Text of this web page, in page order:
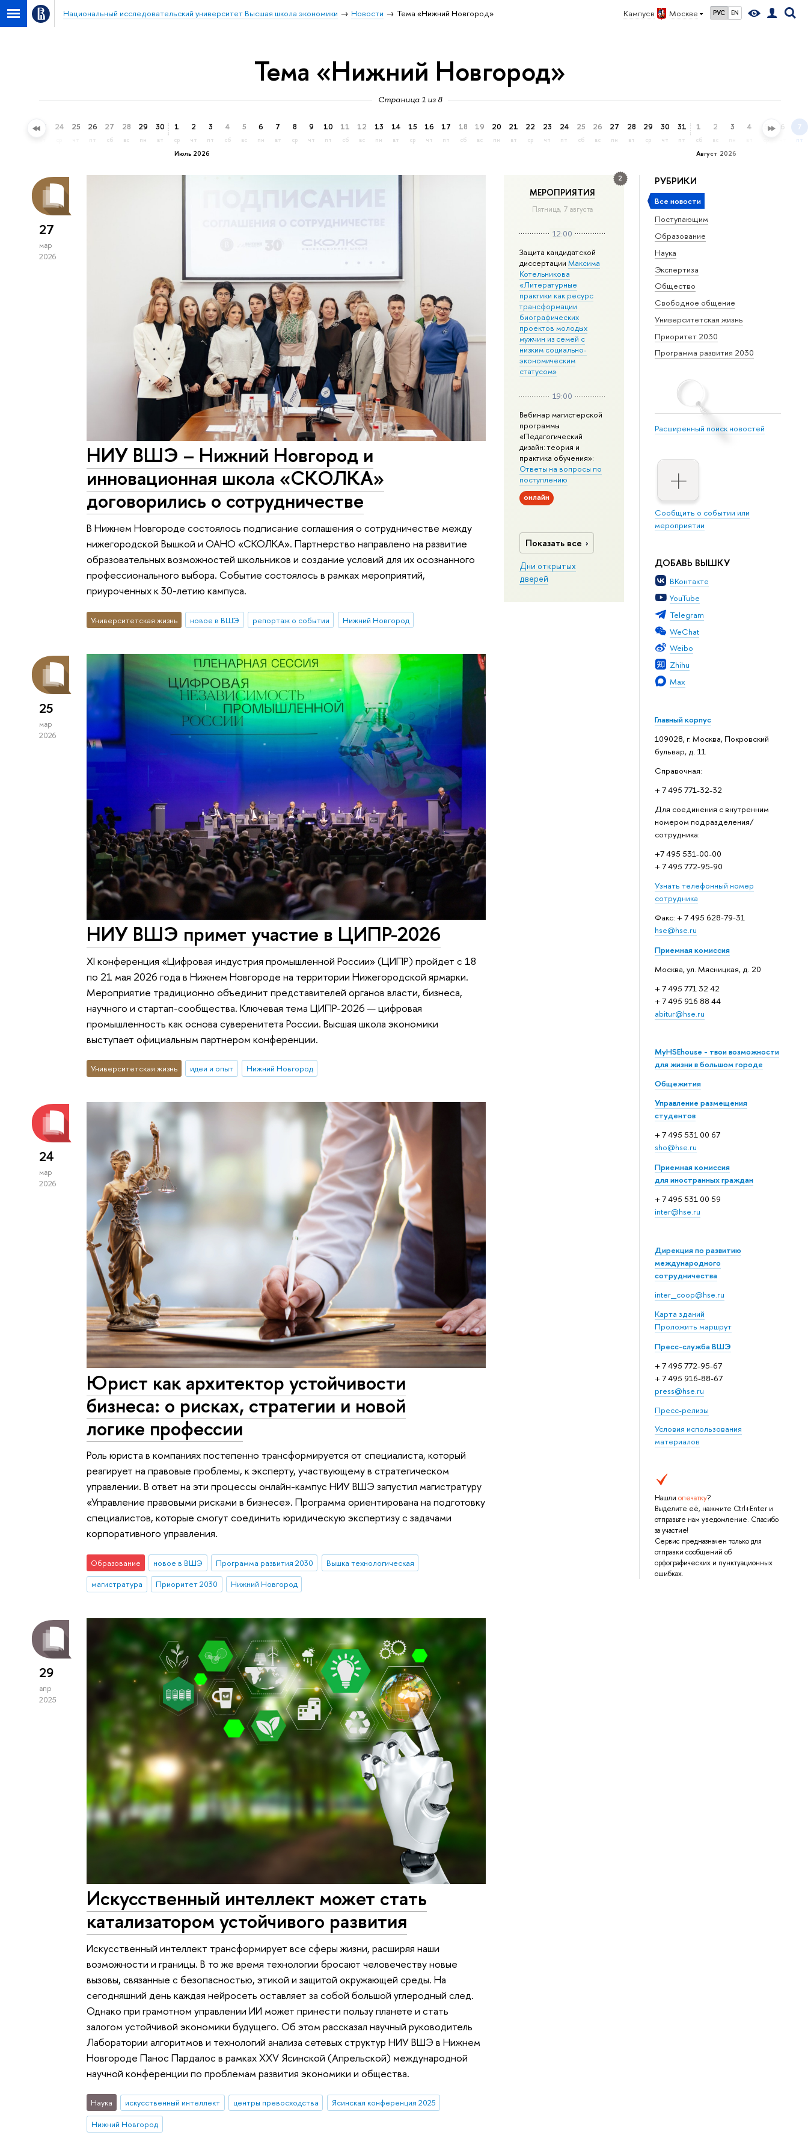
Кампус в Москве РУС EN
Национальный исследовательский университет Высшая школа экономики Новости Тема «Нижний Новгород»
Тема «Нижний Новгород»
Страница 1 из 8
23 24 25 26
пт
27
сб
28
вс
29
пн
30
вт
Июль 2026
1
ср
2
чт
3
пт
4
сб
5
вс
6
пн
7
вт
8
ср
9
чт
10
пт
11
сб
12
вс
13
пн
14
вт
15
ср
16
чт
17
пт
18
сб
19
вс
20
пн
21
вт
22
ср
23
чт
24
пт
25
сб
26
вс
27
пн
28
вт
29
ср
30
чт
31
пт
Август 2026
1
сб
2
вс
3 4 5 6 7
пт
РУБРИКИ
Все новости
Поступающим
Образование
Наука
Экспертиза
Общество
Свободное общение
Университетская жизнь
Приоритет 2030
Программа развития 2030
Расширенный поиск новостей
Сообщить о событии или
мероприятии
ДОБАВЬ ВЫШКУ
ВКонтакте
YouTube
Telegram
WeChat
Weibo
Zhihu
Max
Главный корпус
109028, г. Москва, Покровский
бульвар, д. 11
Справочная:
+ 7 495 771-32-32
Для соединения с внутренним
номером подразделения/
сотрудника:
+7 495 531-00-00
+ 7 495 772-95-90
Узнать телефонный номер
сотрудника
Факс: + 7 495 628-79-31
hse@hse.ru
Приемная комиссия
Москва, ул. Мясницкая, д. 20
+ 7 495 771 32 42
+ 7 495 916 88 44
abitur@hse.ru
MyHSEhouse - твои возможности
для жизни в большом городе
Общежития
Управление размещения
студентов
+ 7 495 531 00 67
sho@hse.ru
Приемная комиссия
для иностранных граждан
+ 7 495 531 00 59
inter@hse.ru
Дирекция по развитию
международного
сотрудничества
inter_coop@hse.ru
Карта зданий
Проложить маршрут
Пресс-служба ВШЭ
+ 7 495 772-95-67
+ 7 495 916-88-67
press@hse.ru
Пресс-релизы
Условия использования
материалов
Нашли опечатку?
Выделите её, нажмите Ctrl+Enter и
отправьте нам уведомление. Спасибо
за участие!
Сервис предназначен только для
отправки сообщений об
орфографических и пунктуационных
ошибках.
2
МЕРОПРИЯТИЯ
Пятница, 7 августа
12:00
Защита кандидатской
диссертации Максима
Котельникова
«Литературные
практики как ресурс
трансформации
биографических
проектов молодых
мужчин из семей с
низким социально-
экономическим
статусом»
19:00
Вебинар магистерской
программы
«Педагогический
дизайн: теория и
практика обучения»:
Ответы на вопросы по
поступлению
онлайн
Показать все
Дни открытых
дверей
27
мар
2026
НИУ ВШЭ – Нижний Новгород и
инновационная школа «СКОЛКА»
договорились о сотрудничестве
В Нижнем Новгороде состоялось подписание соглашения о сотрудничестве между
нижегородской Вышкой и ОАНО «СКОЛКА». Партнерство направлено на развитие
образовательных возможностей школьников и создание условий для их осознанного
профессионального выбора. Событие состоялось в рамках мероприятий,
приуроченных к 30-летию кампуса.
Университетская жизнь новое в ВШЭ репортаж о событии Нижний Новгород
25
мар
2026
НИУ ВШЭ примет участие в ЦИПР-2026
XI конференция «Цифровая индустрия промышленной России» (ЦИПР) пройдет с 18
по 21 мая 2026 года в Нижнем Новгороде на территории Нижегородской ярмарки.
Мероприятие традиционно объединит представителей органов власти, бизнеса,
научного и стартап-сообщества. Ключевая тема ЦИПР-2026 — цифровая
промышленность как основа суверенитета России. Высшая школа экономики
выступает официальным партнером конференции.
Университетская жизнь идеи и опыт Нижний Новгород
24
мар
2026
Юрист как архитектор устойчивости
бизнеса: о рисках, стратегии и новой
логике профессии
Роль юриста в компаниях постепенно трансформируется от специалиста, который
реагирует на правовые проблемы, к эксперту, участвующему в стратегическом
управлении. В ответ на эти процессы онлайн-кампус НИУ ВШЭ запустил магистратуру
«Управление правовыми рисками в бизнесе». Программа ориентирована на подготовку
специалистов, которые смогут соединить юридическую экспертизу с задачами
корпоративного управления.
Образование новое в ВШЭ Программа развития 2030
Вышка технологическая
магистратура
Приоритет 2030 Нижний Новгород
29
апр
2025
Искусственный интеллект может стать
катализатором устойчивого развития
Искусственный интеллект трансформирует все сферы жизни, расширяя наши
возможности и границы. В то же время технологии бросают человечеству новые
вызовы, связанные с безопасностью, этикой и защитой окружающей среды. На
сегодняшний день каждая нейросеть оставляет за собой большой углеродный след.
Однако при грамотном управлении ИИ может принести пользу планете и стать
залогом устойчивой экономики будущего. Об этом рассказал научный руководитель
Лаборатории алгоритмов и технологий анализа сетевых структур НИУ ВШЭ в Нижнем
Новгороде Панос Пардалос в рамках XXV Ясинской (Апрельской) международной
научной конференции по проблемам развития экономики и общества.
Наука искусственный интеллект центры превосходства
Ясинская конференция 2025
Нижний Новгород